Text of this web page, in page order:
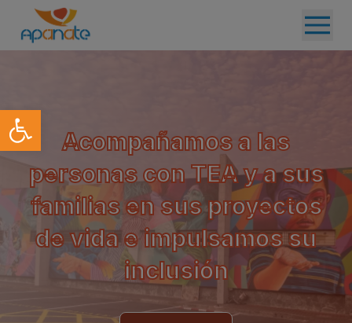
Abrir barra de herramientas
Acompañamos a las
personas con TEA y a sus
familias en sus proyectos
de vida e impulsamos su
inclusión